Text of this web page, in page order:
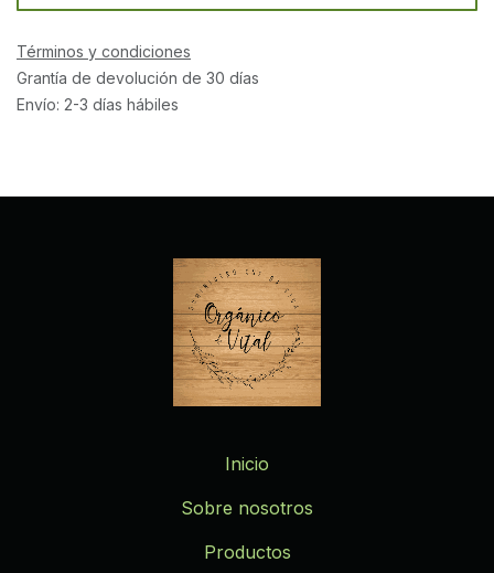
Términos y condiciones
Grantía de devolución de 30 días
Envío: 2-3 días hábiles
Inicio
Sobre nosotros
Productos